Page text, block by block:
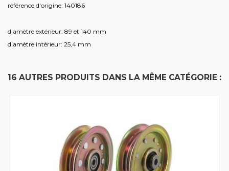
référence d'origine: 140186
diamètre extérieur: 89 et 140 mm
diamètre intérieur: 25,4 mm
16 AUTRES PRODUITS DANS LA MÊME CATÉGORIE :